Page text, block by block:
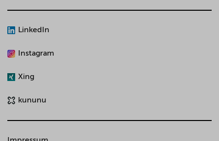
LinkedIn
Instagram
Xing
kununu